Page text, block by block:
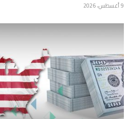
9 أغسطس، 2026